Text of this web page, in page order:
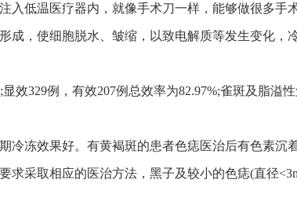
低温医疗器内，就像手术刀一样，能够做很多手术
，使细胞脱水、皱缩，以致电解质等发生变化，
329例，有效207例总效率为82.97%;雀斑及脂溢
冻效果好。有黄褐斑的患者色痣医治后有色素沉
采取相应的医治方法，黑子及较小的色痣(直径